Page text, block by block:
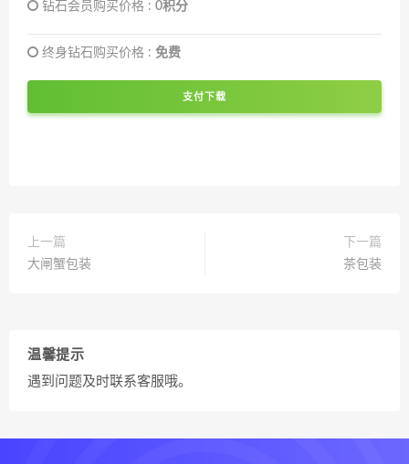
钻石会员购买价格 : 0积分
终身钻石购买价格 : 免费
支付下载
上一篇
大闸蟹包装
下一篇
茶包装
温馨提示
遇到问题及时联系客服哦。